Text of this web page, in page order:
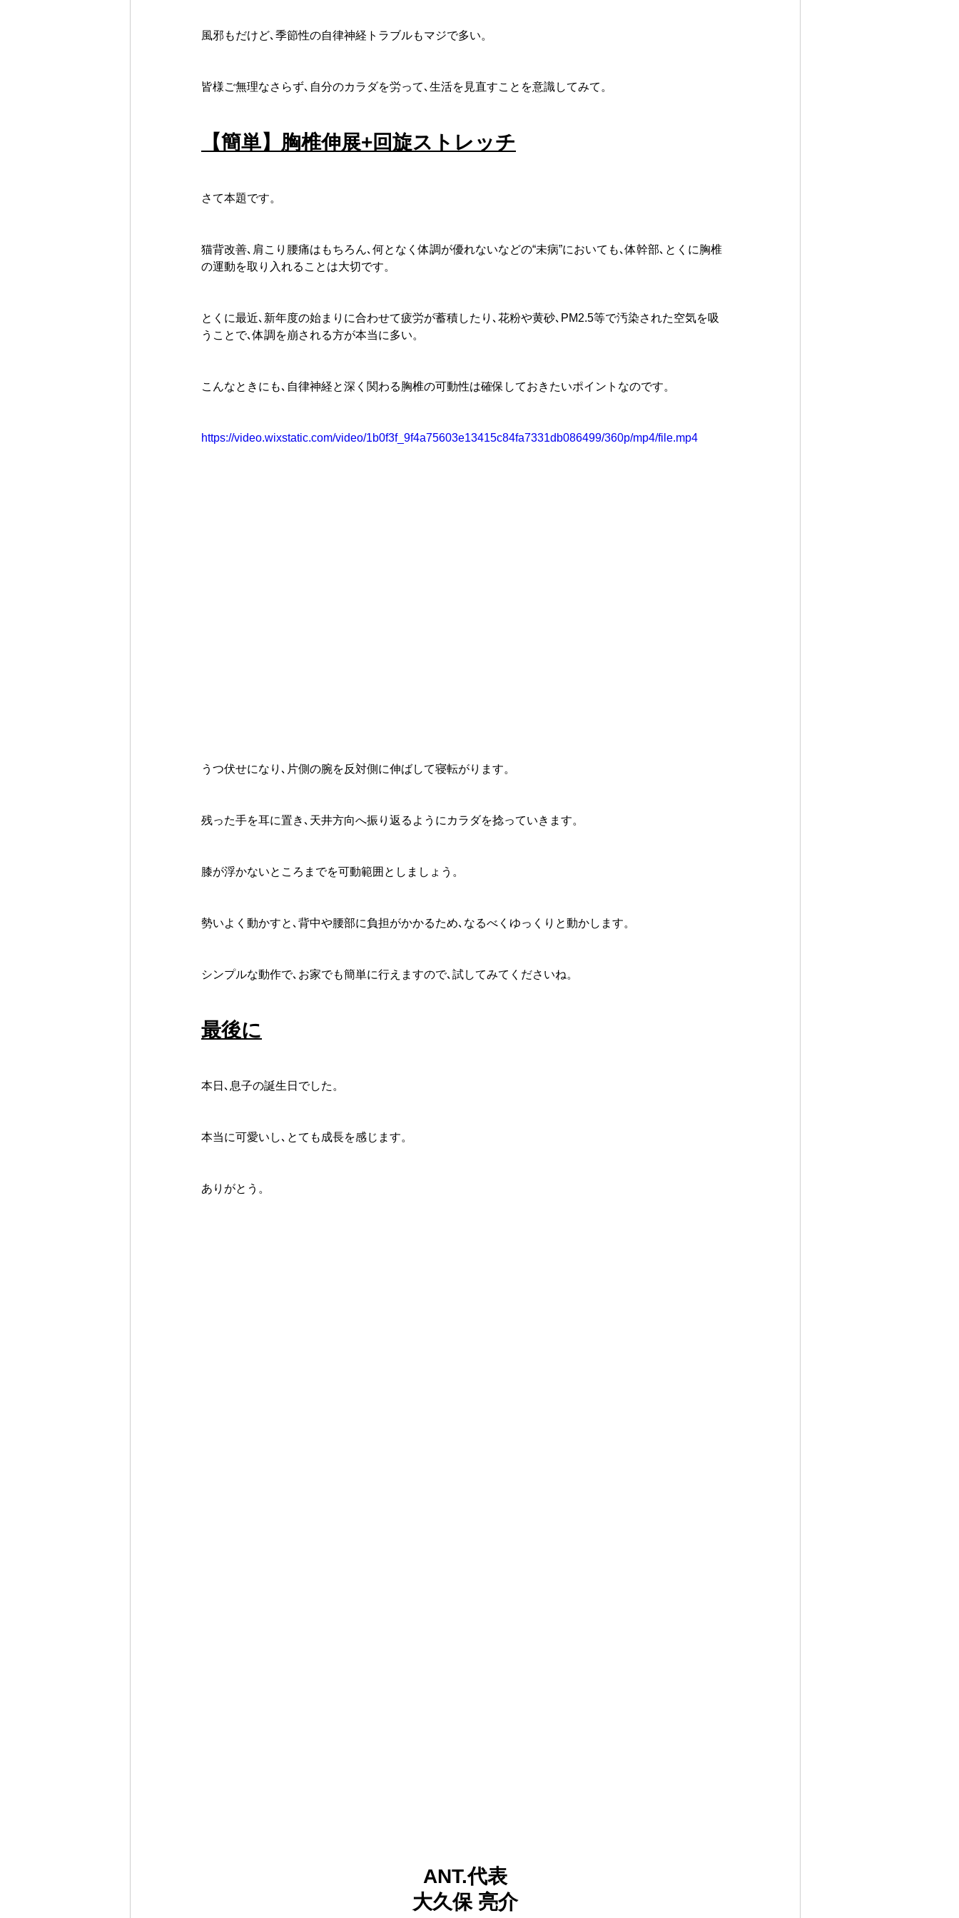
風邪もだけど､季節性の自律神経トラブルもマジで多い。
皆様ご無理なさらず､自分のカラダを労って､生活を見直すことを意識してみて。
【簡単】胸椎伸展+回旋ストレッチ
さて本題です。
猫背改善､肩こり腰痛はもちろん､何となく体調が優れないなどの“未病”においても､体幹部､とくに胸椎
の運動を取り入れることは大切です。
とくに最近､新年度の始まりに合わせて疲労が蓄積したり､花粉や黄砂､PM2.5等で汚染された空気を吸
うことで､体調を崩される方が本当に多い。
こんなときにも､自律神経と深く関わる胸椎の可動性は確保しておきたいポイントなのです。
https://video.wixstatic.com/video/1b0f3f_9f4a75603e13415c84fa7331db086499/360p/mp4/file.mp4
うつ伏せになり､片側の腕を反対側に伸ばして寝転がります。
残った手を耳に置き､天井方向へ振り返るようにカラダを捻っていきます。
膝が浮かないところまでを可動範囲としましょう。
勢いよく動かすと､背中や腰部に負担がかかるため､なるべくゆっくりと動かします。
シンプルな動作で､お家でも簡単に行えますので､試してみてくださいね。
最後に
本日､息子の誕生日でした。
本当に可愛いし､とても成長を感じます。
ありがとう。
ANT.代表
大久保 亮介